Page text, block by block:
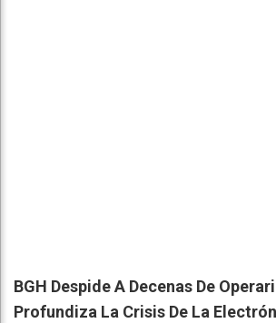
BGH Despide A Decenas De
Profundiza La Crisis De La